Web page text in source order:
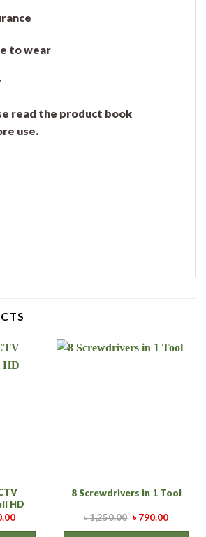
to wear
read the product book
use.
HD
8 Screwdrivers in 1 Tool
৳1,250.00 ৳790.00